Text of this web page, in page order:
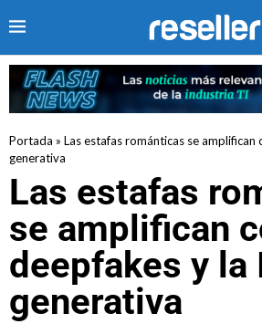
Portada » Las estafas románticas se amplifican
generativa
Las estafas
se amplifican
deepfakes y la
generativa